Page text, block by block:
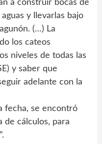
a construir bocas de
y llevarlas bajo
(…) La
los cateos
niveles de todas las
y saber que
adelante con la
fecha, se encontró
de cálculos, para